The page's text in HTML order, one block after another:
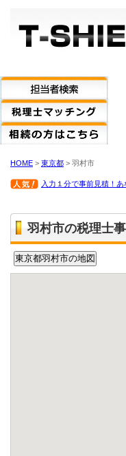
HOME > 東京都 > 羽村市
入力１分で事前見積！
羽村市の税理士